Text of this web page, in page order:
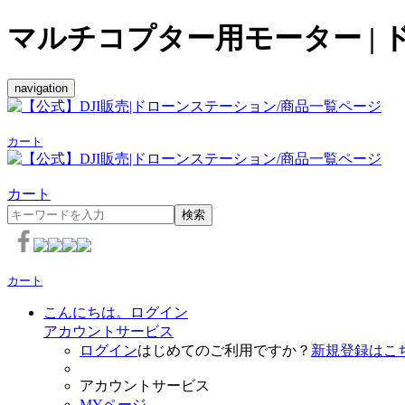
マルチコプター用モーター |
navigation
カート
カート
検索
カート
こんにちは。ログイン
アカウントサービス
ログインはじめてのご利用ですか？ 新規登録はこ
アカウントサービス